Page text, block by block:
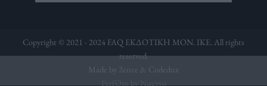
Copyright © 2021 - 2024 FAQ ΕΚΔΟΤΙΚΗ ΜΟΝ. ΙΚΕ. All rights
reserved.
Made by 2ence & Codedux
PerfOps by Nuevvo